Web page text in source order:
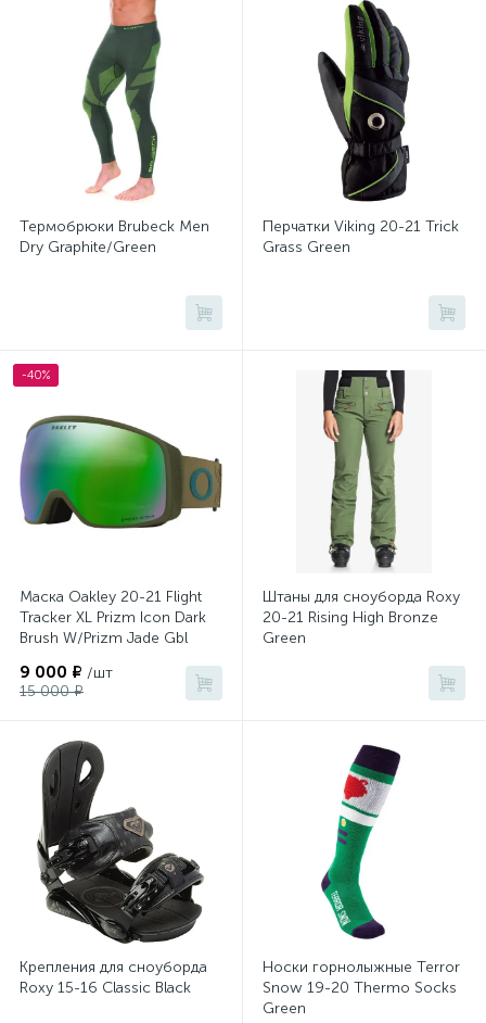
Перчатки и варежки Термобелье 1
Штаны для сноуборда
Термобрюки Brubeck Men
Dry Graphite/Green
Перчатки Viking 20-21 Trick
Grass Green
-40%
Маска Oakley 20-21 Flight
Tracker XL Prizm Icon Dark
Brush W/Prizm Jade Gbl
9 000 ₽ /шт
15 000 ₽
Штаны для сноуборда Roxy
20-21 Rising High Bronze
Green
Крепления для сноуборда
Roxy 15-16 Classic Black
Носки горнолыжные Terror
Snow 19-20 Thermo Socks
Green